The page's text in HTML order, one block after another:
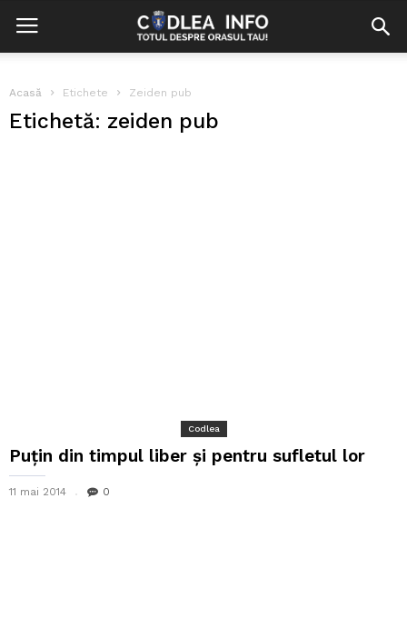
Acasă Etichete Zeiden pub
Etichetă: zeiden pub
Codlea
Puțin din timpul liber și pentru sufletul lor
11 mai 2014 0